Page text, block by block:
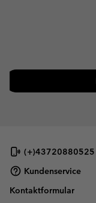
(+)43720880525
Kundenservice
Kontaktformular